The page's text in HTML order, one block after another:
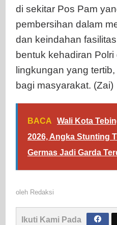
di sekitar Pos Pam
pembersihan dalam
dan keindahan
bentuk kehadiran
lingkungan yang
bagi masyarakat. (Zai)
BACA
Wali Kota
2026, Angka Stunting
Germas Jadi Garda
oleh Redaksi
Ikuti Kami Pada